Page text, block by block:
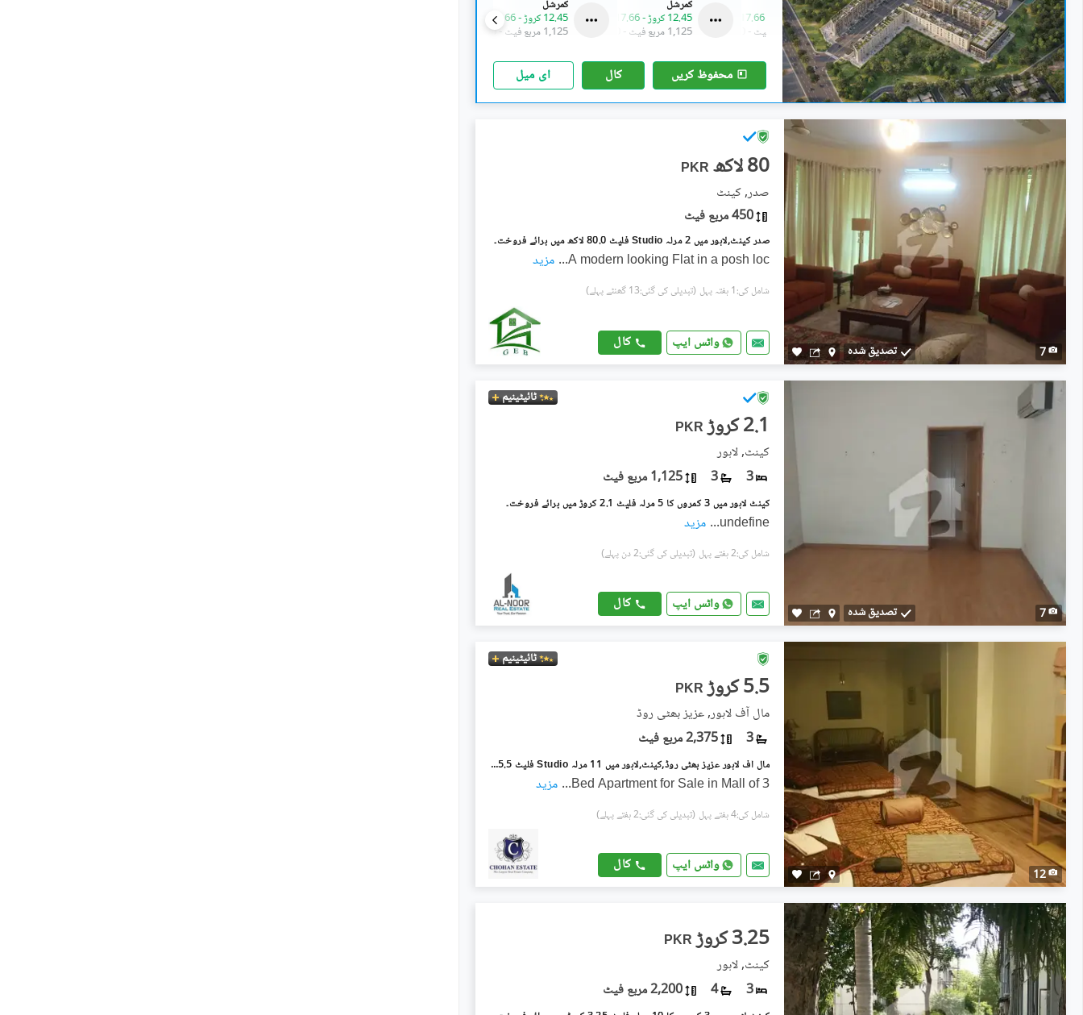
کمرشل
12.45 کروڑ
-17.66 کروڑ
1,125 مربع فیٹ
-1,350 مربع فیٹ
کمرشل
12.45 کروڑ
-17.66 کروڑ
1,125 مربع فیٹ
-
کمرشل
12.45 کروڑ
17.66 کروڑ
1,125 مربع فیٹ
-
محفوظ کریں کال ای میل
7 تصدیق شدہ
PKR 80 لاکھ
صدر, کینٹ
450 مربع فیٹ
صدر کینٹ,لاہور میں 2 مرلہ Studio فلیٹ 80.0 لاکھ میں برائے فروخت۔
A modern looking Flat in a posh loc
... مزید
شامل کی:1 ہفتہ پہل (تبدیلی کی گئی:13 گھنٹے پہلے)
واٹس ایپ کال
7 تصدیق شدہ
ٹائیٹینیم
PKR 2.1 کروڑ
کینٹ, لاہور
3
3 1,125 مربع فیٹ
کینٹ لاہور میں 3 کمروں کا 5 مرلہ فلیٹ 2.1 کروڑ میں برائے فروخت۔
undefine
... مزید
شامل کی:2 ہفتے پہل (تبدیلی کی گئی:2 دن پہلے)
واٹس ایپ کال
12
ٹائیٹینیم
PKR 5.5 کروڑ
مال آف لاہور, عزیز بھٹی روڈ
3
2,375 مربع فیٹ
مال آف لاہور عزیز بھٹی روڈ,کینٹ,لاہور میں 11 مرلہ Studio فلیٹ 5.5 کروڑ میں برائے فروخت۔
3 Bed Apartment for Sale in Mall of
... مزید
شامل کی:4 ہفتے پہل (تبدیلی کی گئی:2 ہفتے پہلے)
واٹس ایپ کال
PKR 3.25 کروڑ
کینٹ, لاہور
3
4 2,200 مربع فیٹ